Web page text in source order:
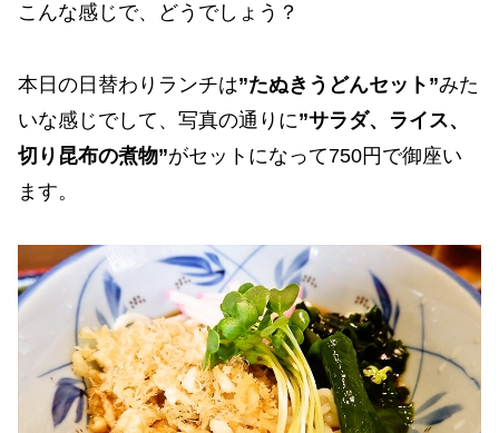
こんな感じで、どうでしょう？
本日の日替わりランチは”たぬきうどんセット”みた
いな感じでして、写真の通りに”サラダ、ライス、
切り昆布の煮物”がセットになって750円で御座い
ます。